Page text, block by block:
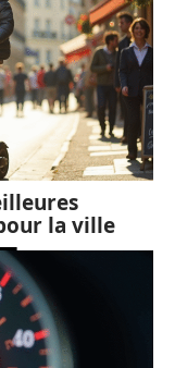
la ville